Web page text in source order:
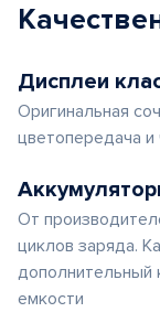
Дисплеи
Оригинальная
цветопередача и
От
циклов заряда.
дополнительный
емкости